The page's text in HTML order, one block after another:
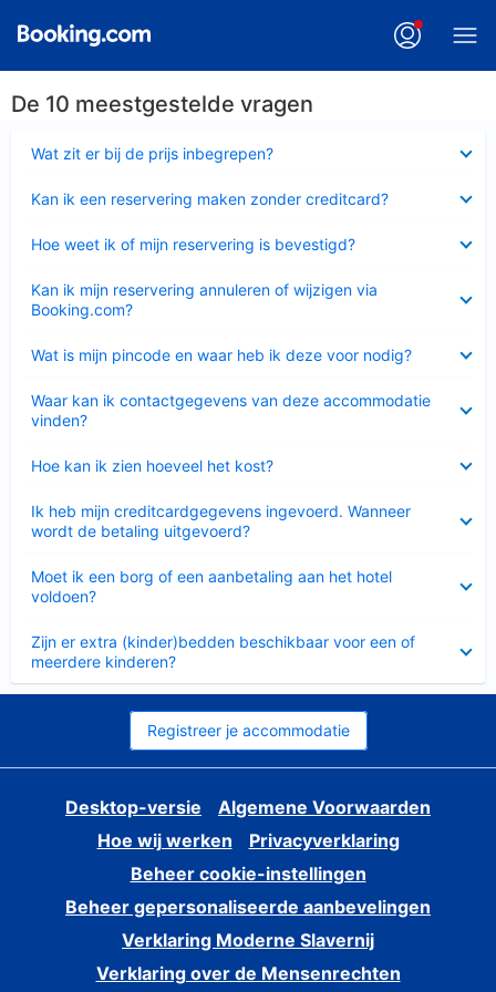
De 10 meestgestelde vragen
Wat zit er bij de prijs inbegrepen?
Kan ik een reservering maken zonder creditcard?
Hoe weet ik of mijn reservering is bevestigd?
Kan ik mijn reservering annuleren of wijzigen via
Booking.com?
Wat is mijn pincode en waar heb ik deze voor nodig?
Waar kan ik contactgegevens van deze accommodatie
vinden?
Hoe kan ik zien hoeveel het kost?
Ik heb mijn creditcardgegevens ingevoerd. Wanneer
wordt de betaling uitgevoerd?
Moet ik een borg of een aanbetaling aan het hotel
voldoen?
Zijn er extra (kinder)bedden beschikbaar voor een of
meerdere kinderen?
Registreer je accommodatie
Desktop-versie
Algemene Voorwaarden
Hoe wij werken
Privacyverklaring
Beheer cookie-instellingen
Beheer gepersonaliseerde aanbevelingen
Verklaring Moderne Slavernij
Verklaring over de Mensenrechten